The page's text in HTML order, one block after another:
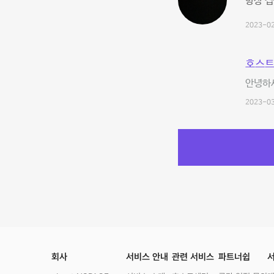
2023-
호스
안녕하
2023-
회사 서비스 안내 관련 서비스 파트너쉽